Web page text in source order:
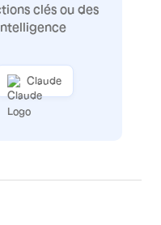
clés ou des
Claude